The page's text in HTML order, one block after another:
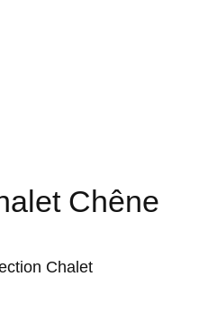
Chêne
Chalet